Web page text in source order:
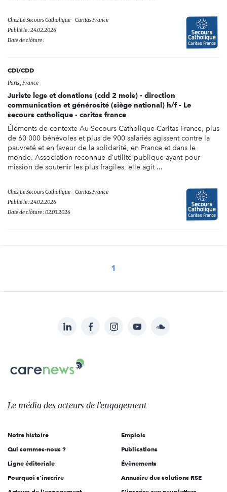
ChezLe Secours Catholique - Caritas France
Publié le : 24.02.2026
Date de clôture :
CDI/CDD
Paris , France
Juriste legs et donations (cdd 2 mois) - direction
communication et générosité (siège national) h/f - Le
secours catholique - caritas france
Éléments de contexte Au Secours Catholique-Caritas France, plus
de 60 000 bénévoles et plus de 900 salariés agissent contre la
pauvreté et en faveur de la solidarité, en France et dans le
monde. Association reconnue d’utilité publique ayant pour
mission de soutenir les plus fragiles, elle agit ...
ChezLe Secours Catholique - Caritas France
Publié le : 24.02.2026
Date de clôture : 02.03.2026
1
sur:
LinkedInFacebookInstagramYouTubeSoundcloud
Carenews,
Le
des
l'engagement
Le média des acteurs de l'engagement
Notre histoire
Qui sommes-nous ?
Ligne éditoriale
Pourquoi s'inscrire
Emplois
Publications
Évènements
Annuaire des solutions RSE